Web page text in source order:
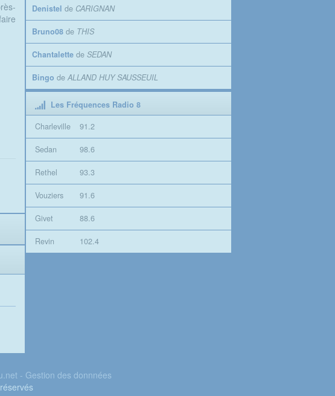
Denistel de CARIGNAN
Bruno08de THIS
Chantalettede SEDAN
Bingo de ALLAND HUY SAUSSEUIL
Les Fréquences Radio 8
Charleville
91.2
Sedan 98.6
Rethel 93.3
Vouziers 91.6
Givet 88.6
Revin 102.4
- Gestion des donnnées